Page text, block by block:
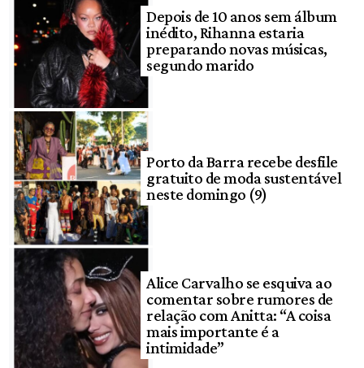
Depois de 10 anos sem álbum
inédito, Rihanna estaria
preparando novas músicas,
segundo marido
Porto da Barra recebe desfile
gratuito de moda sustentável
neste domingo (9)
Alice Carvalho se esquiva ao
comentar sobre rumores de
relação com Anitta: “A coisa
mais importante é a
intimidade”